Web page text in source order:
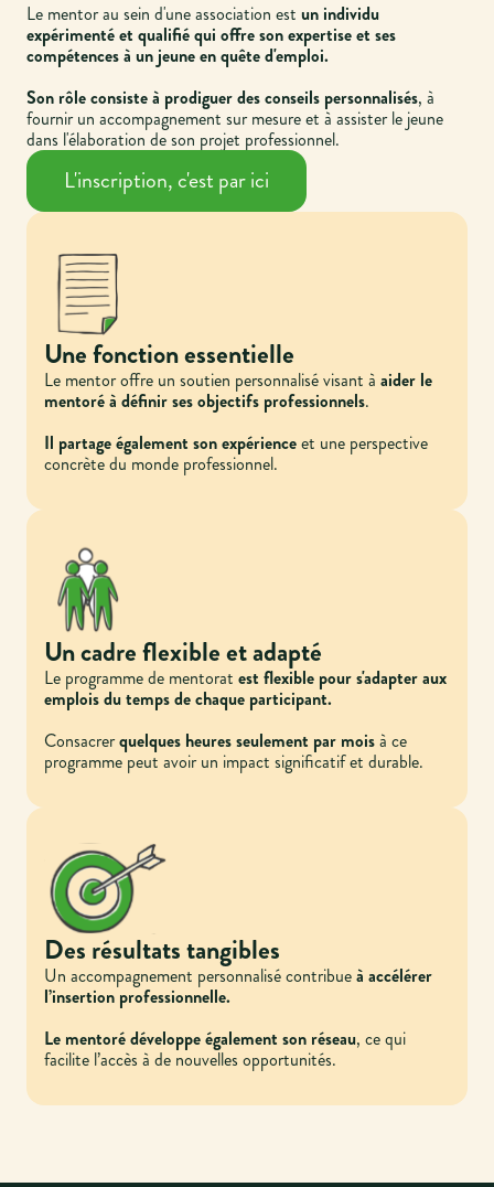
Le mentor au sein d'une association estun individu
expérimenté et qualifié qui offre son expertise et ses
compétences à un jeune en quête d'emploi.
Son rôle consiste à prodiguer des conseils personnalisés, à
fournir un accompagnement sur mesure et à assister le jeune
dans l'élaboration de son projet professionnel.
L'inscription, c'est par ici
Une fonction essentielle
Le mentor offre un soutien personnalisé visant àaider le
mentoré à définir ses objectifs professionnels.
Il partage également son expérienceet une perspective
concrète du monde professionnel.
Un cadre flexible et adapté
Le programme de mentoratest flexible pour s'adapter aux
emplois du temps de chaque participant.
Consacrerquelques heures seulement par moisà ce
programme peut avoir un impact significatif et durable.
Des résultats tangibles
Un accompagnement personnalisé contribueà accélérer
l’insertion professionnelle.
Le mentoré développe également son réseau, ce qui
facilite l’accès à de nouvelles opportunités.